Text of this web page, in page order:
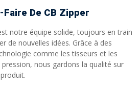
De CB Zipper
notre équipe solide, toujours en train
de nouvelles idées. Grâce à des
comme les tisseurs et les
nous gardons la qualité sur